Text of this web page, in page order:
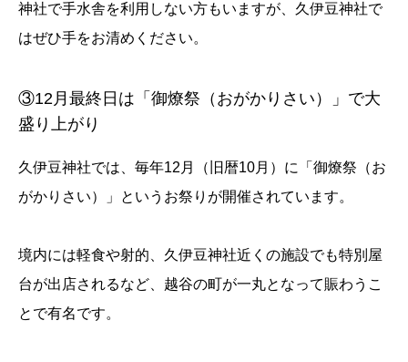
神社で手水舎を利用しない方もいますが、久伊豆神社で
はぜひ手をお清めください。
③12月最終日は「御燎祭（おがかりさい）」で大
盛り上がり
久伊豆神社では、毎年12月（旧暦10月）に「御燎祭（お
がかりさい）」というお祭りが開催されています。
境内には軽食や射的、久伊豆神社近くの施設でも特別屋
台が出店されるなど、越谷の町が一丸となって賑わうこ
とで有名です。